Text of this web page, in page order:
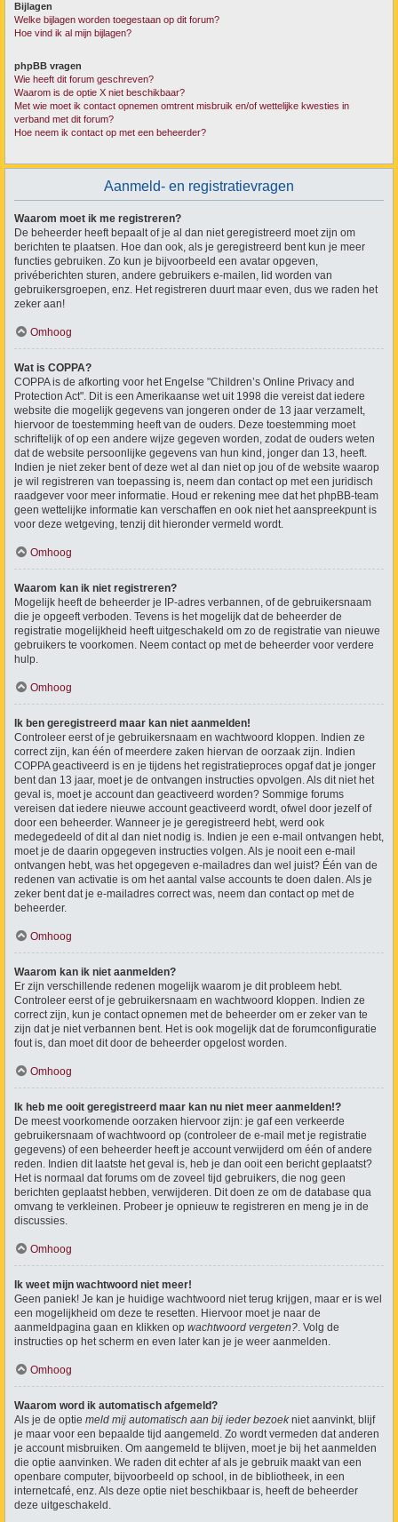
Bijlagen
Welke bijlagen worden toegestaan op dit forum?
Hoe vind ik al mijn bijlagen?
phpBB vragen
Wie heeft dit forum geschreven?
Waarom is de optie X niet beschikbaar?
Met wie moet ik contact opnemen omtrent misbruik en/of wettelijke kwesties in
verband met dit forum?
Hoe neem ik contact op met een beheerder?
Aanmeld- en registratievragen
Waarom moet ik me registreren?
De beheerder heeft bepaalt of je al dan niet geregistreerd moet zijn om
berichten te plaatsen. Hoe dan ook, als je geregistreerd bent kun je meer
functies gebruiken. Zo kun je bijvoorbeeld een avatar opgeven,
privéberichten sturen, andere gebruikers e-mailen, lid worden van
gebruikersgroepen, enz. Het registreren duurt maar even, dus we raden het
zeker aan!
Omhoog
Wat is COPPA?
COPPA is de afkorting voor het Engelse "Children’s Online Privacy and
Protection Act". Dit is een Amerikaanse wet uit 1998 die vereist dat iedere
website die mogelijk gegevens van jongeren onder de 13 jaar verzamelt,
hiervoor de toestemming heeft van de ouders. Deze toestemming moet
schriftelijk of op een andere wijze gegeven worden, zodat de ouders weten
dat de website persoonlijke gegevens van hun kind, jonger dan 13, heeft.
Indien je niet zeker bent of deze wet al dan niet op jou of de website waarop
je wil registreren van toepassing is, neem dan contact op met een juridisch
raadgever voor meer informatie. Houd er rekening mee dat het phpBB-team
geen wettelijke informatie kan verschaffen en ook niet het aanspreekpunt is
voor deze wetgeving, tenzij dit hieronder vermeld wordt.
Omhoog
Waarom kan ik niet registreren?
Mogelijk heeft de beheerder je IP-adres verbannen, of de gebruikersnaam
die je opgeeft verboden. Tevens is het mogelijk dat de beheerder de
registratie mogelijkheid heeft uitgeschakeld om zo de registratie van nieuwe
gebruikers te voorkomen. Neem contact op met de beheerder voor verdere
hulp.
Omhoog
Ik ben geregistreerd maar kan niet aanmelden!
Controleer eerst of je gebruikersnaam en wachtwoord kloppen. Indien ze
correct zijn, kan één of meerdere zaken hiervan de oorzaak zijn. Indien
COPPA geactiveerd is en je tijdens het registratieproces opgaf dat je jonger
bent dan 13 jaar, moet je de ontvangen instructies opvolgen. Als dit niet het
geval is, moet je account dan geactiveerd worden? Sommige forums
vereisen dat iedere nieuwe account geactiveerd wordt, ofwel door jezelf of
door een beheerder. Wanneer je je geregistreerd hebt, werd ook
medegedeeld of dit al dan niet nodig is. Indien je een e-mail ontvangen hebt,
moet je de daarin opgegeven instructies volgen. Als je nooit een e-mail
ontvangen hebt, was het opgegeven e-mailadres dan wel juist? Één van de
redenen van activatie is om het aantal valse accounts te doen dalen. Als je
zeker bent dat je e-mailadres correct was, neem dan contact op met de
beheerder.
Omhoog
Waarom kan ik niet aanmelden?
Er zijn verschillende redenen mogelijk waarom je dit probleem hebt.
Controleer eerst of je gebruikersnaam en wachtwoord kloppen. Indien ze
correct zijn, kun je contact opnemen met de beheerder om er zeker van te
zijn dat je niet verbannen bent. Het is ook mogelijk dat de forumconfiguratie
fout is, dan moet dit door de beheerder opgelost worden.
Omhoog
Ik heb me ooit geregistreerd maar kan nu niet meer aanmelden!?
De meest voorkomende oorzaken hiervoor zijn: je gaf een verkeerde
gebruikersnaam of wachtwoord op (controleer de e-mail met je registratie
gegevens) of een beheerder heeft je account verwijderd om één of andere
reden. Indien dit laatste het geval is, heb je dan ooit een bericht geplaatst?
Het is normaal dat forums om de zoveel tijd gebruikers, die nog geen
berichten geplaatst hebben, verwijderen. Dit doen ze om de database qua
omvang te verkleinen. Probeer je opnieuw te registreren en meng je in de
discussies.
Omhoog
Ik weet mijn wachtwoord niet meer!
Geen paniek! Je kan je huidige wachtwoord niet terug krijgen, maar er is wel
een mogelijkheid om deze te resetten. Hiervoor moet je naar de
aanmeldpagina gaan en klikken op wachtwoord vergeten?. Volg de
instructies op het scherm en even later kan je je weer aanmelden.
Omhoog
Waarom word ik automatisch afgemeld?
Als je de optie meld mij automatisch aan bij ieder bezoek niet aanvinkt, blijf
je maar voor een bepaalde tijd aangemeld. Zo wordt vermeden dat anderen
je account misbruiken. Om aangemeld te blijven, moet je bij het aanmelden
die optie aanvinken. We raden dit echter af als je gebruik maakt van een
openbare computer, bijvoorbeeld op school, in de bibliotheek, in een
internetcafé, enz. Als deze optie niet beschikbaar is, heeft de beheerder
deze uitgeschakeld.